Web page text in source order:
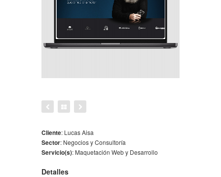
Cliente: Lucas Aisa
Sector: Negocios y Consultoría
Servicio(s): Maquetación Web y Desarrollo
Detalles